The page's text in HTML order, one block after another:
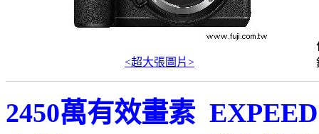
<超大張圖片>
2450萬有效畫素